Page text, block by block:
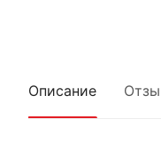
Описание